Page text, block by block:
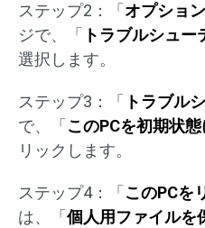
ステップ2：「 オプショ
ジで、「 トラブルシュー
選択します。
ステップ3：「 トラブル
で、「 このPCを初期状
リックします。
ステップ4：「 このPCを
は、「 個人用ファイルを